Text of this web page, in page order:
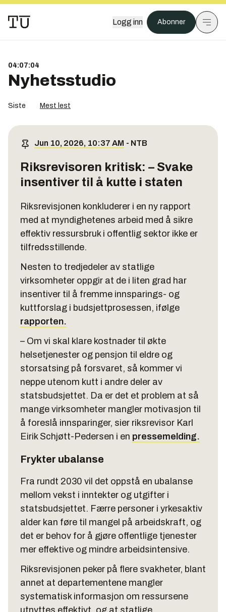
Logg inn Abonner
04:07:04
Nyhetsstudio
Siste Mest lest
Jun 10, 2026, 10:37 AM - NTB
Riksrevisoren kritisk: – Svake
insentiver til å kutte i staten
Riksrevisjonen konkluderer i en ny rapport
med at myndighetenes arbeid med å sikre
effektiv ressursbruk i offentlig sektor ikke er
tilfredsstillende.
Nesten to tredjedeler av statlige
virksomheter oppgir at de i liten grad har
insentiver til å fremme innsparings- og
kuttforslag i budsjettprosessen, ifølge
rapporten.
– Om vi skal klare kostnader til økte
helsetjenester og pensjon til eldre og
storsatsing på forsvaret, så kommer vi
neppe utenom kutt i andre deler av
statsbudsjettet. Da er det et problem at så
mange virksomheter mangler motivasjon til
å foreslå innsparinger, sier riksrevisor Karl
Eirik Schjøtt-Pedersen i en pressemelding.
Frykter ubalanse
Fra rundt 2030 vil det oppstå en ubalanse
mellom vekst i inntekter og utgifter i
statsbudsjettet. Færre personer i yrkesaktiv
alder kan føre til mangel på arbeidskraft, og
det er behov for å gjøre offentlige tjenester
mer effektive og mindre arbeidsintensive.
Riksrevisjonen peker på flere svakheter, blant
annet at departementene mangler
systematisk informasjon om ressursene
utnyttes effektivt, og at statlige